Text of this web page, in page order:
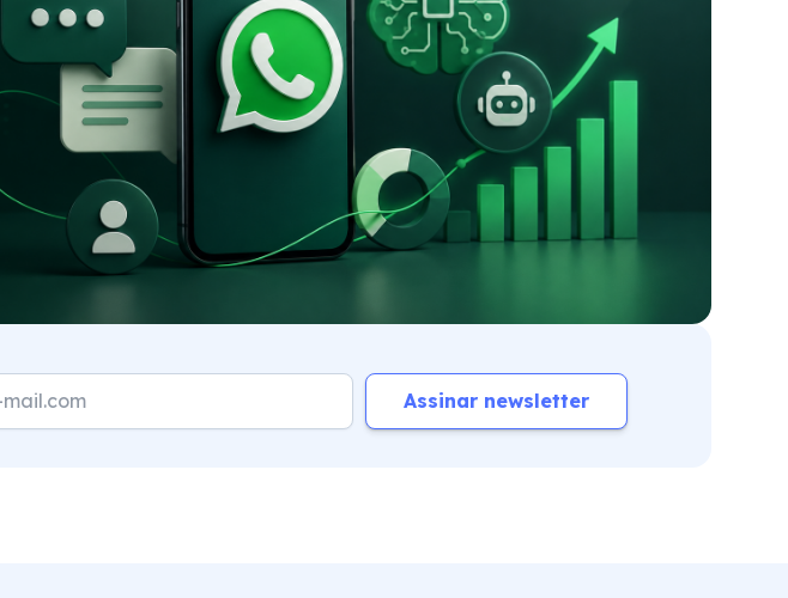
Assinar newsletter